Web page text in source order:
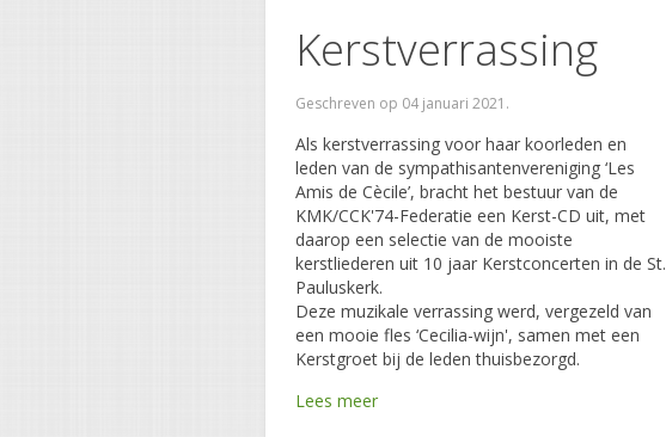
Kerstverrassing
Geschreven op 04 januari 2021 .
Als kerstverrassing voor haar koorleden en
leden van de sympathisantenvereniging ‘Les
Amis de Cècile’, bracht het bestuur van de
KMK/CCK'74-Federatie een Kerst-CD uit, met
daarop een selectie van de mooiste
kerstliederen uit 10 jaar Kerstconcerten in de St.
Pauluskerk.
Deze muzikale verrassing werd, vergezeld van
een mooie fles ‘Cecilia-wijn', samen met een
Kerstgroet bij de leden thuisbezorgd.
Lees meer